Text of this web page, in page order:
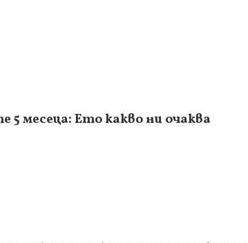
5 месеца: Ето какво ни очаква